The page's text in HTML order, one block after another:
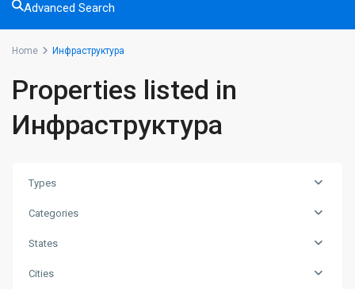
Advanced Search
Home Инфраструктура
Properties listed in
Инфраструктура
Types
Categories
States
Cities